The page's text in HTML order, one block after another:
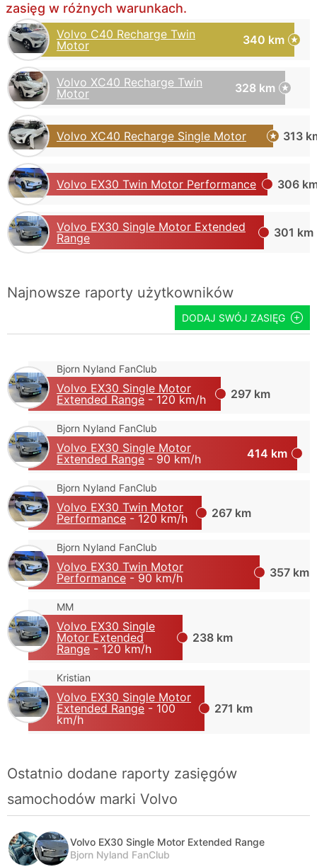
zasięg w różnych warunkach.
Volvo C40 Recharge Twin
Motor
340 km
Volvo XC40 Recharge Twin
Motor
328 km
Volvo XC40 Recharge Single Motor 313
Volvo EX30 Twin Motor Performance 306
Volvo EX30 Single Motor Extended
Range
301 km
Najnowsze raporty użytkowników
DODAJ SWÓJ ZASIĘG
Bjorn Nyland FanClub
Volvo EX30 Single Motor
Extended Range - 120 km/h 297 km
Bjorn Nyland FanClub
Volvo EX30 Single Motor
Extended Range - 90 km/h 414 km
Bjorn Nyland FanClub
Volvo EX30 Twin Motor
Performance - 120 km/h 267 km
Bjorn Nyland FanClub
Volvo EX30 Twin Motor
Performance - 90 km/h 357 km
MM
Volvo EX30 Single
Motor Extended
Range - 120 km/h
238 km
Kristian
Volvo EX30 Single Motor
Extended Range - 100
km/h
271 km
Ostatnio dodane raporty zasięgów
samochodów marki Volvo
Volvo EX30 Single Motor Extended Range
Bjorn Nyland FanClub